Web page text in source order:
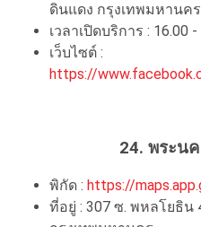
ดินแดง กรุงเทพมหานคร
เวลาเปิดบริการ : 16.00
เว็บไซต์ :
https://
24. พระน
พิกัด : https://
ที่อยู่ : 307 ซ. พหลโยธิน